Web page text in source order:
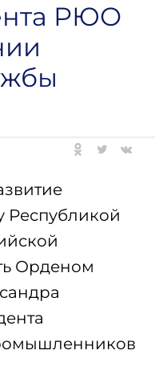
РЮО
Республикой
Орденом